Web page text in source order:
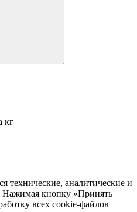
кг
технические, аналитические и
кнопку «Принять
всех cookie-файлов